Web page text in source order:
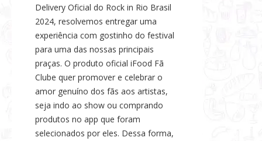
Delivery Oficial do Rock in Rio Brasil
2024, resolvemos entregar uma
experiência com gostinho do festival
para uma das nossas principais
praças. O produto oficial iFood Fã
Clube quer promover e celebrar o
amor genuíno dos fãs aos artistas,
seja indo ao show ou comprando
produtos no app que foram
selecionados por eles. Dessa forma,